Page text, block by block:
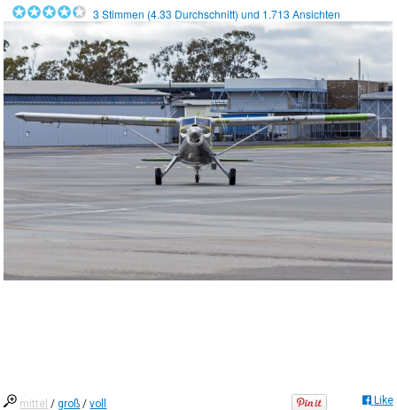
3 Stimmen (4.33 Durchschnitt) und 1.713 Ansichten
mittel /groß /voll Like